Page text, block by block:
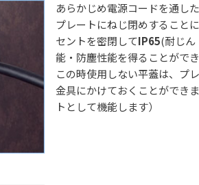
あらかじめ電源コードを通した
プレートにねじ閉めすること
セントを密閉してIP65(耐じん
能・防塵性能を得ることができ
この時使用しない平蓋は、プ
金具にかけておくことができ
トとして機能します）